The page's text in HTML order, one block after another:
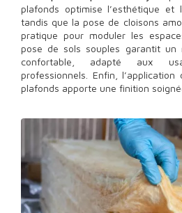
plafonds optimise l’esthétique et
tandis que la pose de cloisons
pratique pour moduler les
pose de sols souples garantit
confortable, adapté aux
professionnels. Enfin,
plafonds apporte une finition